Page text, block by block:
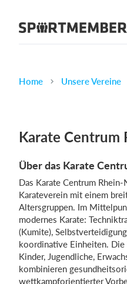
Über SportMember
Karriere
Trainingsplan
Homepage
Vereins App
Belegungsplan
Was kostet es?
Deutsch
Home Unsere Vereine
Karate Centrum
Über das Karate
Das Karate Centrum
Karateverein mit einem
Altersgruppen. Im
modernes Karate:
(Kumite),
koordinative Einheiten. Die
Kinder, Jugendliche,
kombinieren
wettkampforientierter